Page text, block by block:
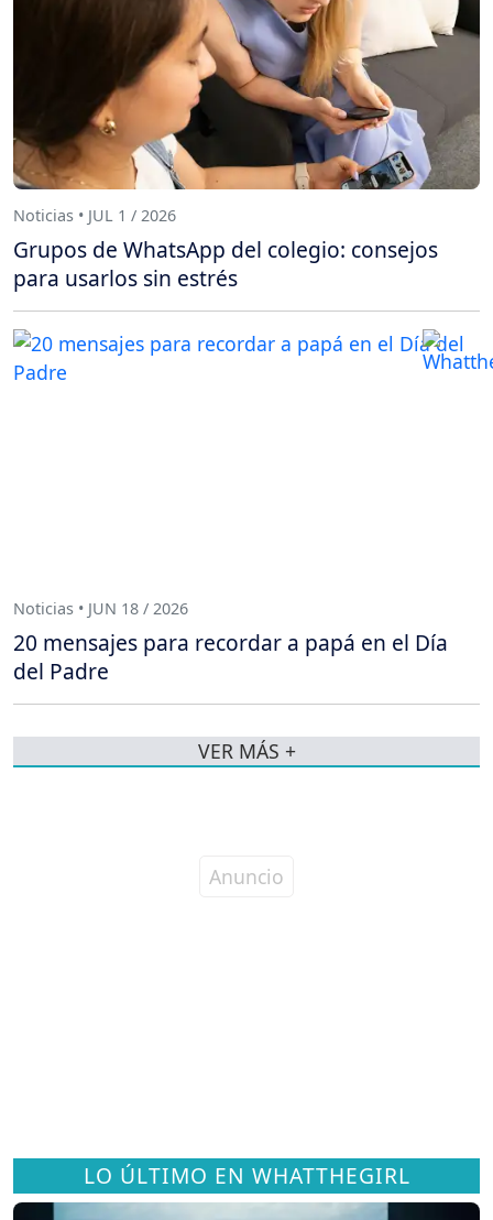
LO ÚLTIMO EN WHATTHEGIRL
Noticias • JUL 1 / 2026
Grupos de WhatsApp del colegio: consejos
para usarlos sin estrés
Noticias • JUN 18 / 2026
20 mensajes para recordar a papá en el Día
del Padre
VER MÁS +